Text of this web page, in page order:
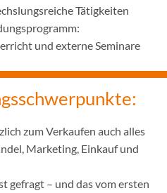
Tätigkeiten
und externe Seminare
zum Verkaufen auch alles
Marketing, Einkauf und
gefragt – und das vom ersten